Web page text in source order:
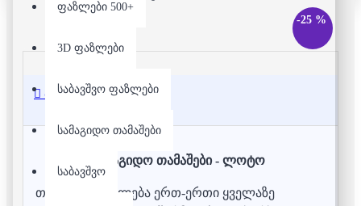
ფაზლები 500+
3D ფაზლები
საბავშვო ფაზლები
სამაგიდო თამაშები
საბავშვო
-25 %
აღწერა
სამაგიდო თამაშები - ლოტო
თამაშით სწავლება ერთ-ერთი ყველაზე